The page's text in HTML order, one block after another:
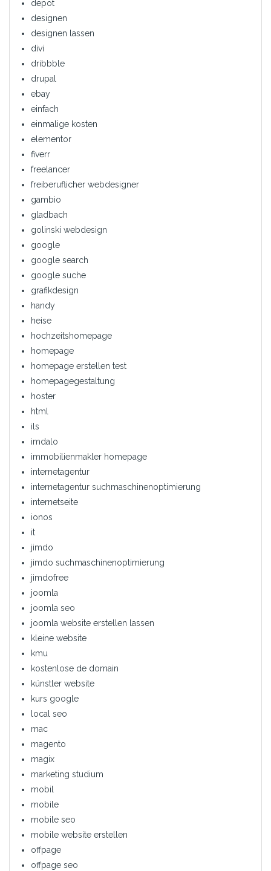
depot
designen
designen lassen
divi
dribbble
drupal
ebay
einfach
einmalige kosten
elementor
fiverr
freelancer
freiberuflicher webdesigner
gambio
gladbach
golinski webdesign
google
google search
google suche
grafikdesign
handy
heise
hochzeitshomepage
homepage
homepage erstellen test
homepagegestaltung
hoster
html
ils
imdalo
immobilienmakler homepage
internetagentur
internetagentur suchmaschinenoptimierung
internetseite
ionos
it
jimdo
jimdo suchmaschinenoptimierung
jimdofree
joomla
joomla seo
joomla website erstellen lassen
kleine website
kmu
kostenlose de domain
künstler website
kurs google
local seo
mac
magento
magix
marketing studium
mobil
mobile
mobile seo
mobile website erstellen
offpage
offpage seo